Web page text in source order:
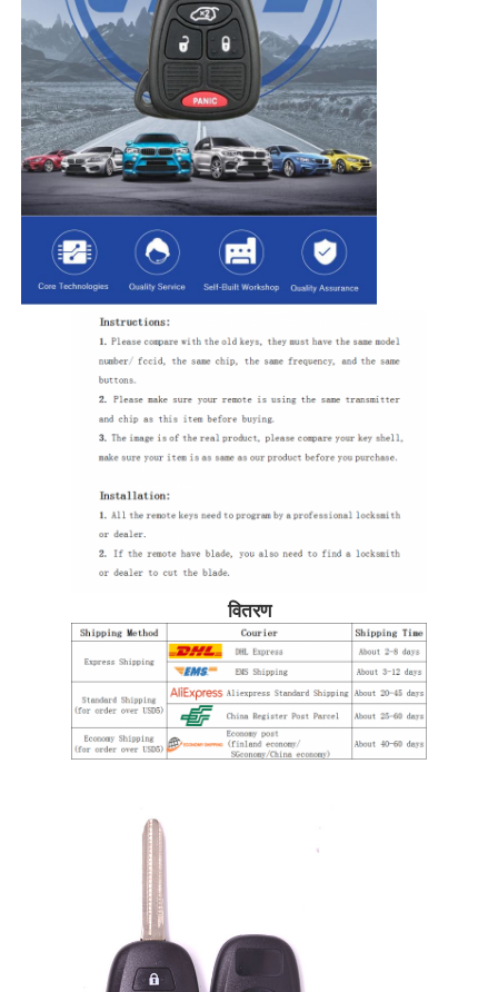
हमारे बारे में
फैक्टरी यात्रा
गुणवत्ता नियंत्रण
ऑटो कुंजी
वितरण